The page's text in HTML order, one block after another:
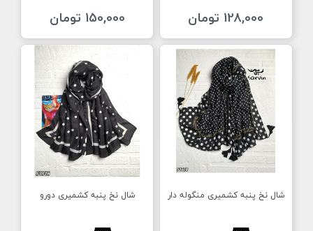
128,000 تومان 150,000 تومان
شال نخ پنبه کشمیری منگوله دار شال نخ پنبه کشمیری دورو